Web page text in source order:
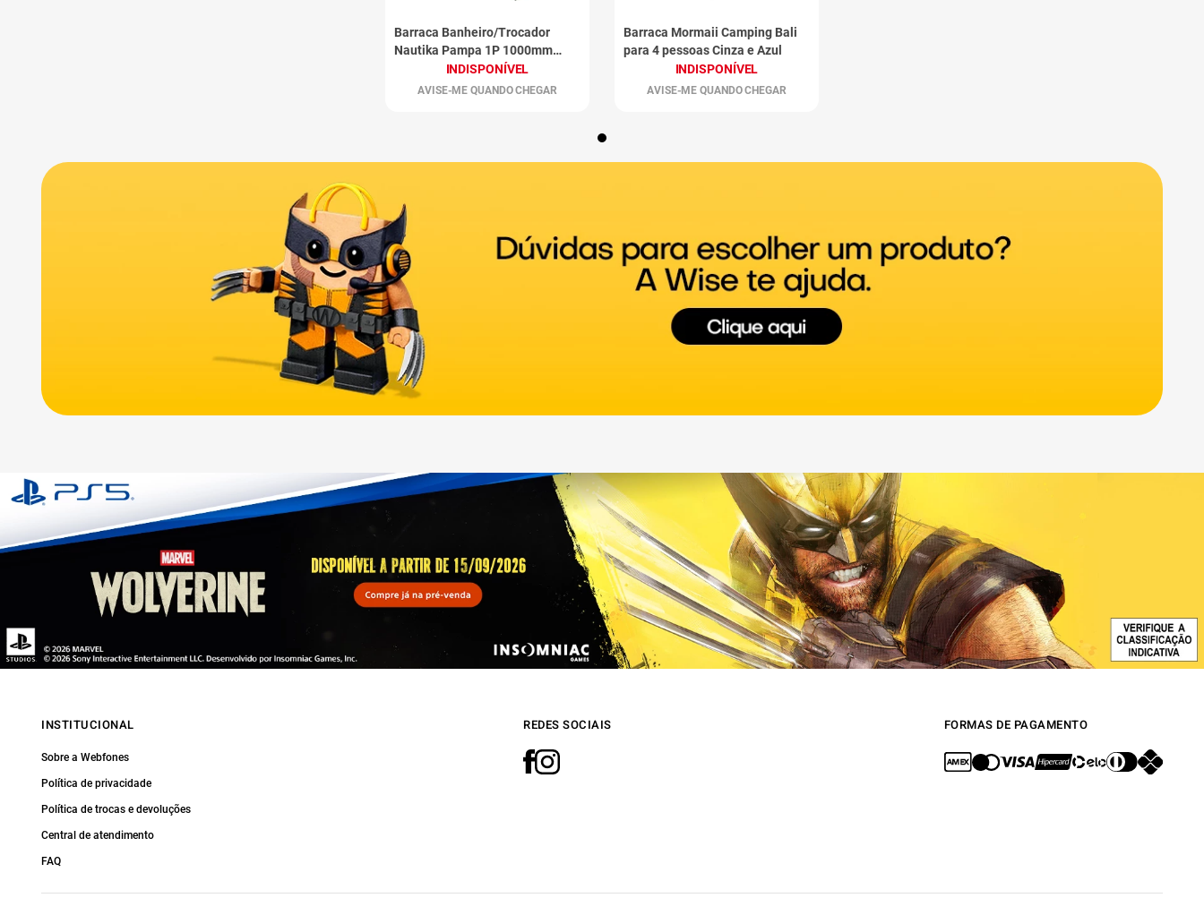
Barraca Banheiro/Trocador
Nautika Pampa 1P 1000mm
INDISPONÍVEL
AVISE-ME QUANDO CHEGAR
Barraca Mormaii Camping Bali
para 4 pessoas Cinza e Azul
INDISPONÍVEL
AVISE-ME QUANDO CHEGAR
INSTITUCIONAL
Sobre a Webfones
Política de privacidade
Política de trocas e devoluções
Central de atendimento
FAQ
REDES SOCIAIS FORMAS DE PAGAMENTO